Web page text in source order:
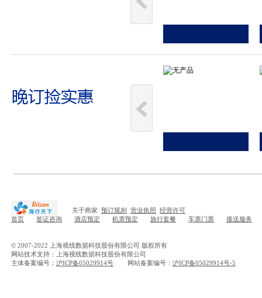
关于商家 预订规则 营业执照 经营许可
首页
签证咨询 酒店预定 机票预定 旅行套餐 车票门票 接送服务
© 2007-2022 上海视线数据科技股份有限公司 版权所有
网站技术支持：上海视线数据科技股份有限公司
主体备案编号： 沪ICP备05029914号 网站备案编号： 沪ICP备05029914号-5